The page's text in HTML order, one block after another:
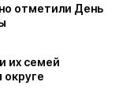
отметили День
их семей
округе